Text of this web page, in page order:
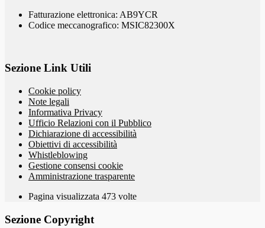
Fatturazione elettronica: AB9YCR
Codice meccanografico: MSIC82300X
Sezione Link Utili
Cookie policy
Note legali
Informativa Privacy
Ufficio Relazioni con il Pubblico
Dichiarazione di accessibilità
Obiettivi di accessibilità
Whistleblowing
Gestione consensi cookie
Amministrazione trasparente
Pagina visualizzata 473 volte
Sezione Copyright